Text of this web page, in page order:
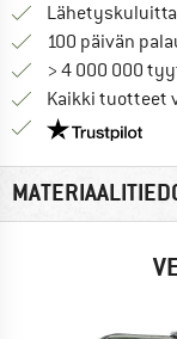
100 päivän
> 4 000 000
Kaikki tuotteet